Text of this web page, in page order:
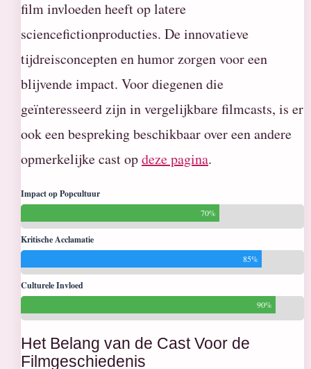
film invloeden heeft op latere
sciencefictionproducties. De innovatieve
tijdreisconcepten en humor zorgen voor een
blijvende impact. Voor diegenen die
geïnteresseerd zijn in vergelijkbare filmcasts, is er
ook een bespreking beschikbaar over een andere
opmerkelijke cast opdeze pagina.
Impact op Popcultuur
70%
Kritische Acclamatie
85%
Culturele Invloed
90%
Het Belang van de Cast Voor de
Filmgeschiedenis